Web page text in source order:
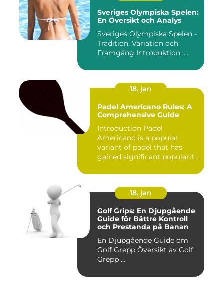
Sveriges Olympiska Spelen:
En Översikt och Analys
Sveriges Olympiska Spelen -
Tradition, Variation och
Framgång Introduktion: ...
18. jan
Padel Americano Rules: A
Comprehensive Guide
Introduction Padel
Americano is a popular
variant of padel that has
gained significant popularity
18. jan
Golf Grips: En Djupgående
Guide för Bättre Kontroll
och Prestanda på Banan
En Djupgående Guide om
Golf Grepp Översikt av Golf
Grepp ...